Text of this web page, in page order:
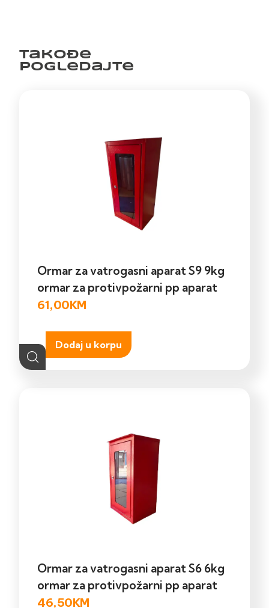
Takođe
pogledajte
Ormar za vatrogasni aparat S9 9kg
ormar za protivpožarni pp aparat
61,00KM
Dodaj u korpu
Ormar za vatrogasni aparat S6 6kg
ormar za protivpožarni pp aparat
46,50KM